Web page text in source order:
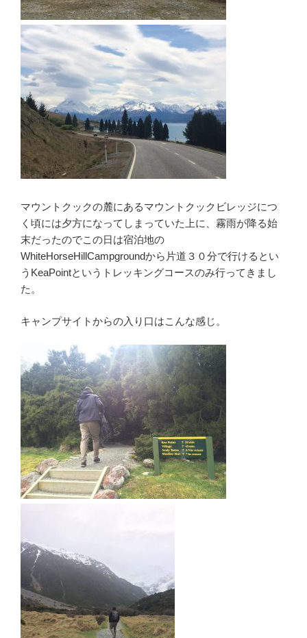
マウントクックの麓にあるマウントクックビレッジにつ
く頃には夕方になってしまっていた上に、霧雨が降る始
末だったのでこの日は宿泊地の
WhiteHorseHillCampgroundから片道３０分で行けるとい
うKeaPointというトレッキングコースのみ行ってきまし
た。
キャンプサイトからの入り口はこんな感じ。